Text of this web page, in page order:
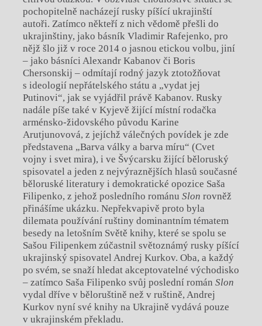
pochopitelně nacházejí rusky píšící ukrajinští
autoři. Zatímco někteří z nich vědomě přešli do
ukrajinštiny, jako básník Vladimir Rafejenko, pro
nějž šlo již v roce 2014 o jasnou etickou volbu, jiní
– jako básníci Alexandr Kabanov či Boris
Chersonskij – odmítají rodný jazyk ztotožňovat
s ideologií nepřátelského státu a „vydat jej
Putinovi“, jak se vyjádřil právě Kabanov. Rusky
nadále píše také v Kyjevě žijící místní rodačka
arménsko-židovského původu Karine
Arutjunovová, z jejíchž válečných povídek je zde
představena „Barva války a barva míru“ (Cvet
vojny i svet mira), i ve Švýcarsku žijící běloruský
spisovatel a jeden z nejvýraznějších hlasů současné
běloruské literatury i demokratické opozice Saša
Filipenko, z jehož posledního románu Slon rovněž
přinášíme ukázku. Nepřekvapivě proto byla
dilemata používání ruštiny dominantním tématem
besedy na letošním Světě knihy, které se spolu se
Sašou Filipenkem zúčastnil světoznámý rusky píšící
ukrajinský spisovatel Andrej Kurkov. Oba, a každý
po svém, se snaží hledat akceptovatelné východisko
– zatímco Saša Filipenko svůj poslední román Slon
vydal dříve v běloruštině než v ruštině, Andrej
Kurkov nyní své knihy na Ukrajině vydává pouze
v ukrajinském překladu.